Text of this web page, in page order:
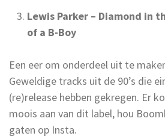
Lewis Parker – Diamond in
of a B-Boy
Een eer om onderdeel uit te
Geweldige tracks uit de 90’s die
(re)release hebben gekregen. Er
moois aan van dit label, hou
gaten op Insta.